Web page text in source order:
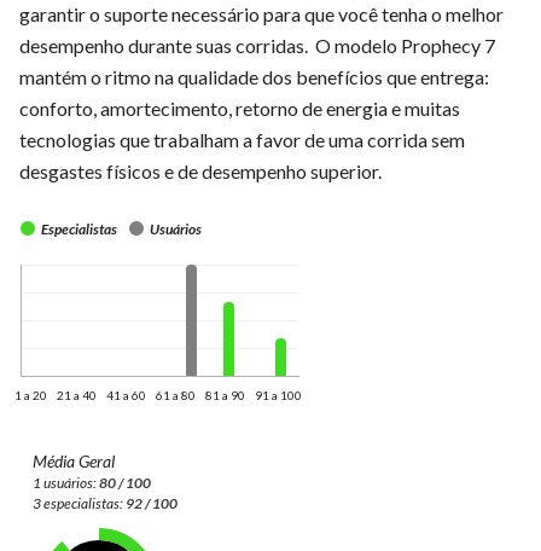
garantir o suporte necessário para que você tenha o melhor
desempenho durante suas corridas. O modelo Prophecy 7
mantém o ritmo na qualidade dos benefícios que entrega:
conforto, amortecimento, retorno de energia e muitas
tecnologias que trabalham a favor de uma corrida sem
desgastes físicos e de desempenho superior.
Especialistas Usuários
1 a 20 21 a 40 41 a 60 61 a 80 81 a 90 91 a 100
Média Geral
1 usuários:80 / 100
3 especialistas: 92 / 100